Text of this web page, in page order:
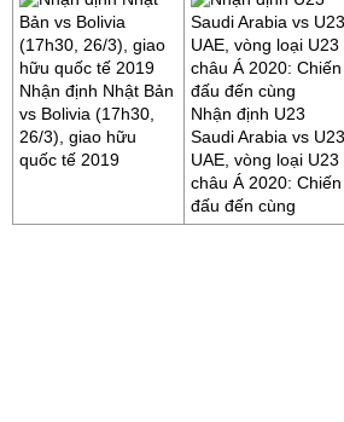
Nhận định Nhật Bản
vs Bolivia (17h30,
26/3), giao hữu
quốc tế 2019
Nhận định U23
Saudi Arabia vs U23
UAE, vòng loại U23
châu Á 2020: Chiến
đấu đến cùng